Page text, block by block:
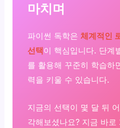
마치며
파이썬 독학은체계적인
선택이 핵심입니다. 단계
를 활용해 꾸준히 학습하
력을 키울 수 있습니다.
지금의 선택이 몇 달 뒤
각해보셨나요? 지금 바